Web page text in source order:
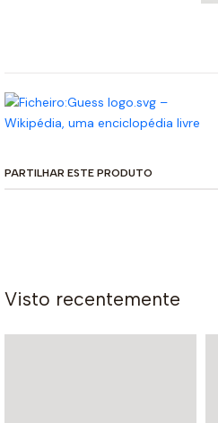
PARTILHAR ESTE PRODUTO
Visto recentemente